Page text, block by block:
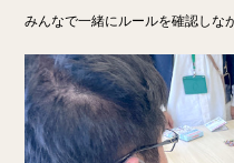
みんなで一緒にルールを確認しな